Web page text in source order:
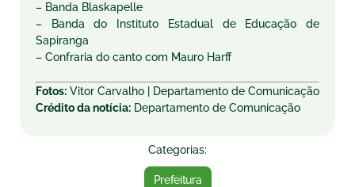
– Banda Blaskapelle
– Banda do Instituto Estadual de Educação de
Sapiranga
– Confraria do canto com Mauro Harff
Fotos: Vitor Carvalho | Departamento de Comunicação
Crédito da notícia: Departamento de Comunicação
Categorias:
Prefeitura